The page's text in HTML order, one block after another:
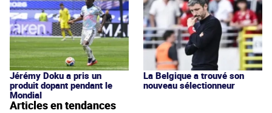
Jérémy Doku a pris un
produit dopant pendant le
Mondial
La Belgique a trouvé son
nouveau sélectionneur
Articles en tendances